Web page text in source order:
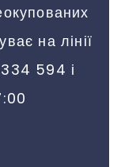
на лінії
594 і